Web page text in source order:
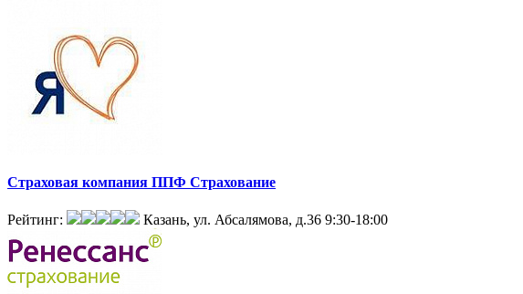
Страховая компания ППФ Страхование
Рейтинг: Казань, ул. Абсалямова, д.36 9:30-18:00